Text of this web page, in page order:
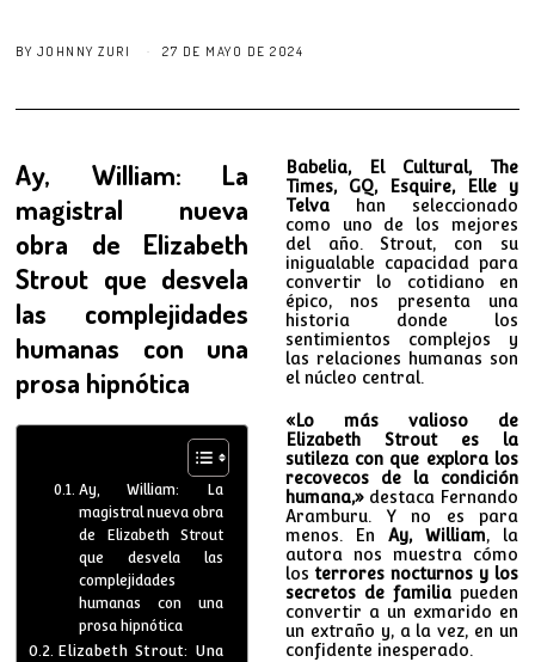
BY JOHNNY ZURI 27 DE MAYO DE 2024
Ay, William: La
magistral nueva
obra de Elizabeth
Strout que desvela
las complejidades
humanas con una
prosa hipnótica
Ay, William: La
magistral nueva obra
de Elizabeth Strout
que desvela las
complejidades
humanas con una
prosa hipnótica
Elizabeth Strout: Una
Babelia, El Cultural, The
Times, GQ, Esquire, Elle y
Telvahan seleccionado
como uno de los mejores
del año. Strout, con su
inigualable capacidad para
convertir lo cotidiano en
épico, nos presenta una
historia donde los
sentimientos complejos y
las relaciones humanas son
el núcleo central.
«Lo más valioso de
Elizabeth Strout es la
sutileza con que explora los
recovecos de la condición
humana,»destaca Fernando
Aramburu. Y no es para
menos. En Ay, William, la
autora nos muestra cómo
los terrores nocturnos y los
secretos de familiapueden
convertir a un exmarido en
un extraño y, a la vez, en un
confidente inesperado.